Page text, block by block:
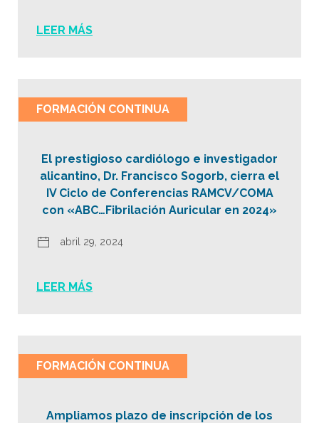
LEER MÁS
FORMACIÓN CONTINUA
El prestigioso cardiólogo e investigador
alicantino, Dr. Francisco Sogorb, cierra el
IV Ciclo de Conferencias RAMCV/COMA
con «ABC…Fibrilación Auricular en 2024»
abril 29, 2024
LEER MÁS
FORMACIÓN CONTINUA
Ampliamos plazo de inscripción de los